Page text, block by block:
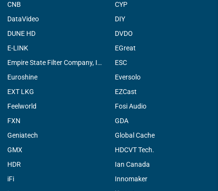
CNB
CYP
DataVideo
DIY
DUNE HD
DVDO
E-LINK
EGreat
Empire State Filter Company, INC.
ESC
Euroshine
Eversolo
EXT LKG
EZCast
Feelworld
Fosi Audio
FXN
GDA
Geniatech
Global Cache
GMX
HDCVT Tech.
HDR
Ian Canada
iFi
Innomaker